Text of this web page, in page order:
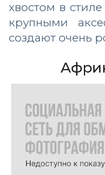
хвостом в
крупными
создают очень